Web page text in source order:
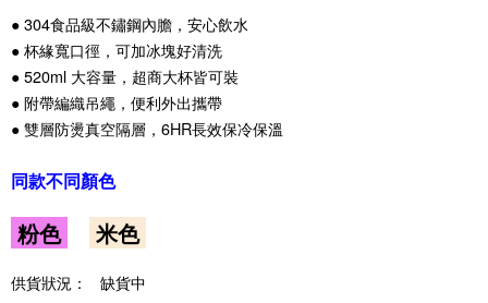
● 304食品級不鏽鋼內膽，安心飲水
● 杯緣寬口徑，可加冰塊好清洗
● 520ml 大容量，超商大杯皆可裝
● 附帶編織吊繩，便利外出攜帶
● 雙層防燙真空隔層，6HR長效保冷保溫
同款不同顏色
粉色 米色
供貨狀況： 缺貨中